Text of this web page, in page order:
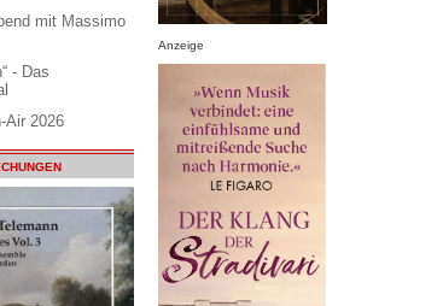
mit Massimo
- Das
Air 2026
Anzeige